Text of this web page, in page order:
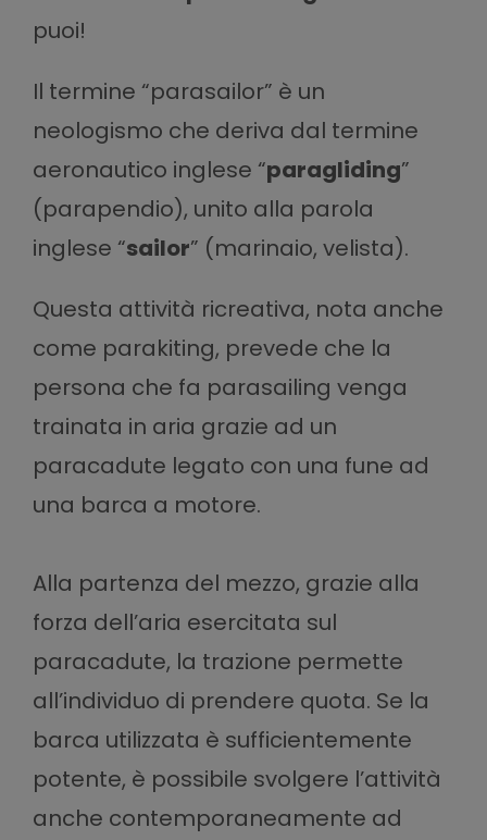
puoi!
Il termine “parasailor” è un
neologismo che deriva dal termine
aeronautico inglese “paragliding”
(parapendio), unito alla parola
inglese “sailor” (marinaio, velista).
Questa attività ricreativa, nota anche
come parakiting, prevede che la
persona che fa parasailing venga
trainata in aria grazie ad un
paracadute legato con una fune ad
una barca a motore.
Alla partenza del mezzo, grazie alla
forza dell’aria esercitata sul
paracadute, la trazione permette
all’individuo di prendere quota. Se la
barca utilizzata è sufficientemente
potente, è possibile svolgere l’attività
anche contemporaneamente ad